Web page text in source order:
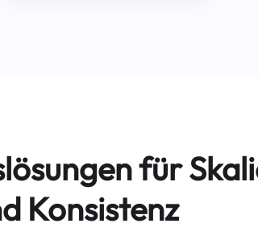
für
Konsistenz